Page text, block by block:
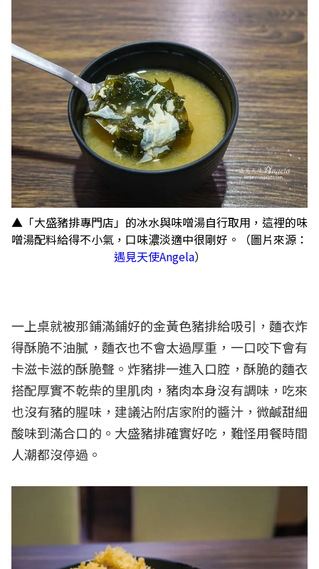
▲「大盛豬排專門店」的冰水與味噌湯自行取用，這裡的味
噌湯配料給得不小氣，口味濃淡適中很剛好。（圖片來源：
遇見天使Angela）
一上桌就被那鋪滿鋪好的金黃色豬排給吸引，麵衣炸
得酥脆不油膩，麵衣也不會太過厚重，一口咬下會有
卡滋卡滋的酥脆聲。炸豬排一進入口腔，酥脆的麵衣
搭配厚實不乾柴的里肌肉，豬肉本身沒有調味，吃來
也沒有豬的腥味，建議沾附店家附的醬汁，微鹹甜細
酸味到滿合口的。大盛豬排確實好吃，難怪用餐時間
人潮都沒停過。